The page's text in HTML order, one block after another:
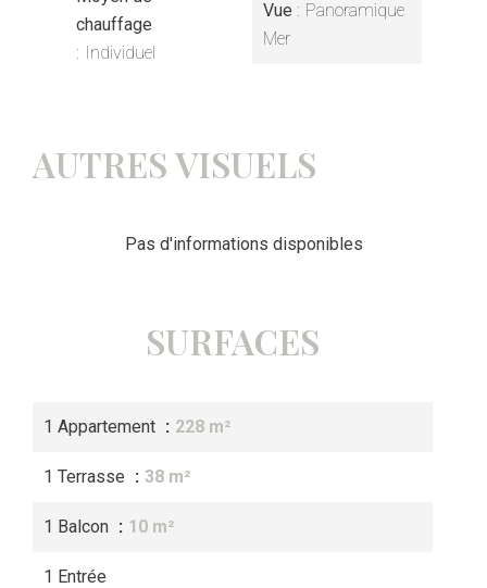
chauffage
Individuel
Vue
Panoramique
Mer
AUTRES VISUELS
Pas d'informations disponibles
SURFACES
1 Appartement 228 m²
1 Terrasse 38 m²
1 Balcon 10 m²
1 Entrée